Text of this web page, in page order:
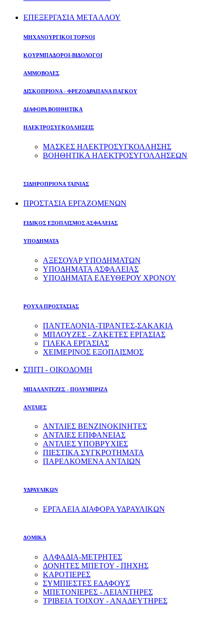
ΕΠΕΞΕΡΓΑΣΙΑ ΜΕΤΑΛΛΟΥ
ΜΗΧΑΝΟΥΡΓΙΚΟΙ ΤΟΡΝΟΙ
ΚΟΥΡΜΠΑΔΟΡΟΙ-ΒΙΔΟΛΟΓΟΙ
ΑΜΜΟΒΟΛΕΣ
ΔΙΣΚΟΠΡΙΟΝΑ - ΦΡΕΖΟΔΡΑΠΑΝΑ ΠΑΓΚΟΥ
ΔΙΑΦΟΡΑ ΒΟΗΘΗΤΙΚΑ
ΗΛΕΚΤΡΟΣΥΓΚΟΛΛΗΣΕΙΣ
ΜΑΣΚΕΣ ΗΛΕΚΤΡΟΣΥΓΚΟΛΛΗΣΗΣ
ΒΟΗΘΗΤΙΚΑ ΗΛΕΚΤΡΟΣΥΓΟΛΛΗΣΕΩΝ
ΣΙΔΗΡΟΠΡΙΟΝΑ ΤΑΙΝΙΑΣ
ΠΡΟΣΤΑΣΙΑ ΕΡΓΑΖΟΜΕΝΩΝ
ΕΙΔΙΚΟΣ ΕΞΟΠΛΙΣΜΟΣ ΑΣΦΑΛΕΙΑΣ
ΥΠΟΔΗΜΑΤΑ
ΑΞΕΣΟΥΑΡ ΥΠΟΔΗΜΑΤΩΝ
ΥΠΟΔΗΜΑΤΑ ΑΣΦΑΛΕΙΑΣ
ΥΠΟΔΗΜΑΤΑ ΕΛΕΥΘΕΡΟΥ ΧΡΟΝΟΥ
ΡΟΥΧΑ ΠΡΟΣΤΑΣΙΑΣ
ΠΑΝΤΕΛΟΝΙΑ-ΤΙΡΑΝΤΕΣ-ΣΑΚΑΚΙΑ
ΜΠΛΟΥΖΕΣ - ΖΑΚΕΤΕΣ ΕΡΓΑΣΙΑΣ
ΓΙΛΕΚΑ ΕΡΓΑΣΙΑΣ
ΧΕΙΜΕΡΙΝΟΣ ΕΞΟΠΛΙΣΜΟΣ
ΣΠΙΤΙ - ΟΙΚΟΔΟΜΗ
ΜΠΑΛΑΝΤΕΖΕΣ - ΠΟΛΥΜΠΡΙΖΑ
ΑΝΤΛΙΕΣ
ΑΝΤΛΙΕΣ ΒΕΝΖΙΝΟΚΙΝΗΤΕΣ
ΑΝΤΛΙΕΣ ΕΠΙΦΑΝΕΙΑΣ
ΑΝΤΛΙΕΣ ΥΠΟΒΡΥΧΙΕΣ
ΠΙΕΣΤΙΚΑ ΣΥΓΚΡΟΤΗΜΑΤΑ
ΠΑΡΕΛΚΟΜΕΝΑ ΑΝΤΛΙΩΝ
ΥΔΡΑΥΛΙΚΩΝ
ΕΡΓΑΛΕΙΑ ΔΙΑΦΟΡΑ ΥΔΡΑΥΛΙΚΩΝ
ΔΟΜΙΚΑ
ΑΛΦΑΔΙΑ-ΜΕΤΡΗΤΕΣ
ΔΟΝΗΤΕΣ ΜΠΕΤΟΥ - ΠΗΧΗΣ
ΚΑΡΟΤΙΕΡΕΣ
ΣΥΜΠΙΕΣΤΕΣ ΕΔΑΦΟΥΣ
ΜΠΕΤΟΝΙΕΡΕΣ - ΛΕΙΑΝΤΗΡΕΣ
ΤΡΙΒΕΙΑ ΤΟΙΧΟΥ - ΑΝΑΔΕΥΤΗΡΕΣ